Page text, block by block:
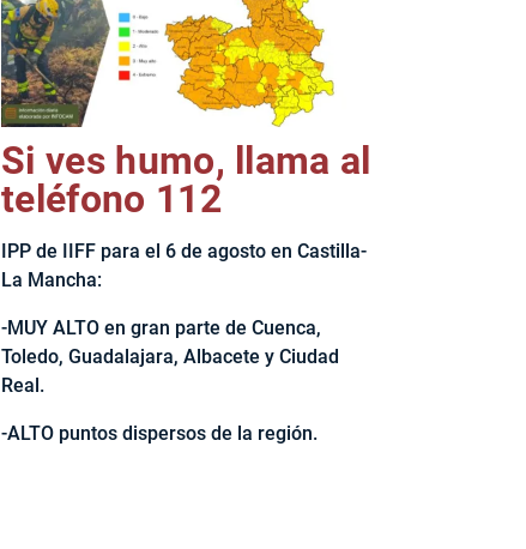
Si ves humo, llama al
teléfono 112
IPP de IIFF para el 6 de agosto en Castilla-
La Mancha:
-MUY ALTO en gran parte de Cuenca,
Toledo, Guadalajara, Albacete y Ciudad
Real.
-ALTO puntos dispersos de la región.